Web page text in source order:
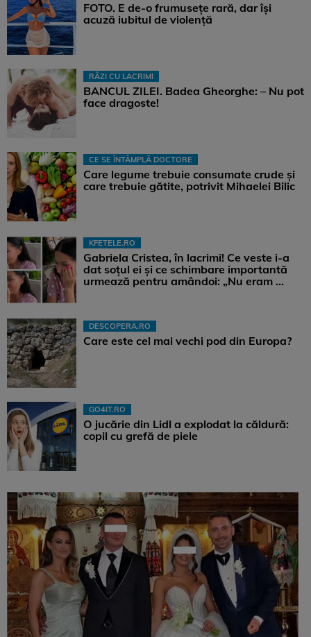
FOTO. E de-o frumusețe rară, dar își
acuză iubitul de violență
RÂZI CU LACRIMI
BANCUL ZILEI. Badea Gheorghe: – Nu pot
face dragoste!
CE SE ÎNTÂMPLĂ DOCTORE
Care legume trebuie consumate crude și
care trebuie gătite, potrivit Mihaelei Bilic
KFETELE.RO
Gabriela Cristea, în lacrimi! Ce veste i-a
dat soțul ei și ce schimbare importantă
urmează pentru amândoi: „Nu eram ...
DESCOPERA.RO
Care este cel mai vechi pod din Europa?
GO4IT.RO
O jucărie din Lidl a explodat la căldură:
copil cu grefă de piele